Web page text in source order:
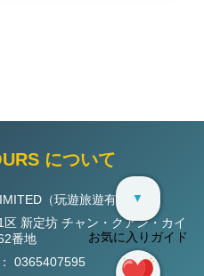
について
（玩遊旅遊有限公司）
新定坊 チャン・クアン・カイ
番地
0365407595
▼
お気に入りガイド